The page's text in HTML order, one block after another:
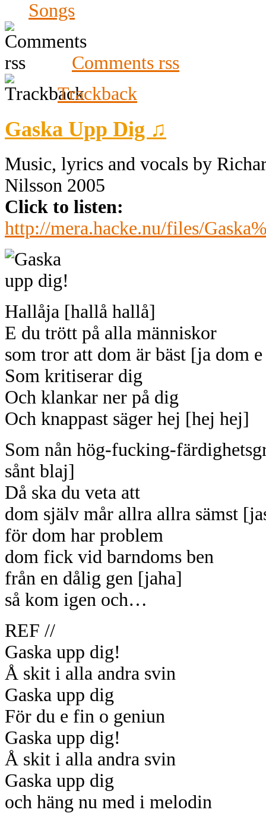
Songs
Comments rss
Trackback
Gaska Upp Dig ♫
Music, lyrics and vocals by
Nilsson 2005
Click to listen:
http://mera.hacke.nu/files/
Hallåja [hallå hallå]
E du trött på alla människor
som tror att dom är bäst [ja dom
Som kritiserar dig
Och klankar ner på dig
Och knappast säger hej [hej hej]
Som nån hög-fucking-
sånt blaj]
Då ska du veta att
dom själv mår allra allra sämst
för dom har problem
dom fick vid barndoms ben
från en dålig gen [jaha]
så kom igen och…
REF //
Gaska upp dig!
Å skit i alla andra svin
Gaska upp dig
För du e fin o geniun
Gaska upp dig!
Å skit i alla andra svin
Gaska upp dig
och häng nu med i melodin